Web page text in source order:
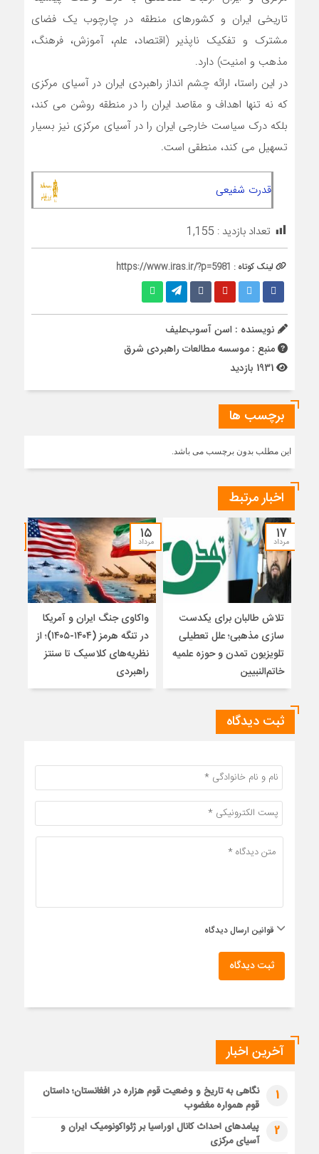
تاریخی ایران و کشورهای منطقه در چارچوب یک فضای
مشترک و تفکیک ناپذیر (اقتصاد، علم، آموزش، فرهنگ،
مذهب و امنیت) دارد.
در این راستا، ارائه چشم انداز راهبردی ایران در آسیای مرکزی
که نه تنها اهداف و مقاصد ایران را در منطقه روشن می کند،
بلکه درک سیاست خارجی ایران را در آسیای مرکزی نیز بسیار
تسهیل می کند، منطقی است.
قدرت شفیعی
تعداد بازدید : 1,155
لینک کوتاه : https://www.iras.ir/?p=5981
نویسنده : اسن آسوب‌علیف
منبع : موسسه مطالعات راهبردی شرق
برچسب ها
این مطلب بدون برچسب می باشد.
اخبار مرتبط
۱۷
مرداد
تلاش طالبان برای یکدست
سازی مذهبی؛ علل تعطیلی
تلویزیون تمدن و حوزه علمیه
خاتم‌النبیین
۱۵
مرداد
واکاوی جنگ ایران و آمریکا
در تنگه هرمز (۱۴۰۴-۱۴۰۵)؛ از
نظریه‌های کلاسیک تا سنتز
راهبردی
ثبت دیدگاه
قوانین ارسال دیدگاه
ثبت دیدگاه
آخرین اخبار
1
نگاهی به تاریخ و وضعیت قوم هزاره در افغانستان؛ داستان
قوم همواره مغضوب
2
پیامدهای احداث کانال اوراسیا بر ژئواکونومیک ایران و
آسیای مرکزی